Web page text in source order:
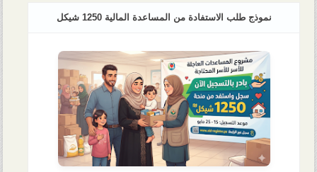
نموذج طلب الاستفادة من المساعدة المالية 1250 شيكل